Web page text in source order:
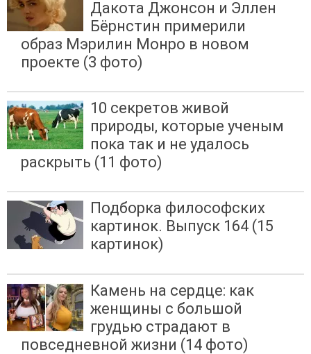
Дакота Джонсон и Эллен
Бёрнстин примерили
образ Мэрилин Монро в новом
проекте (3 фото)
10 секретов живой
природы, которые ученым
пока так и не удалось
раскрыть (11 фото)
Подборка философских
картинок. Выпуск 164 (15
картинок)
Камень на сердце: как
женщины с большой
грудью страдают в
повседневной жизни (14 фото)